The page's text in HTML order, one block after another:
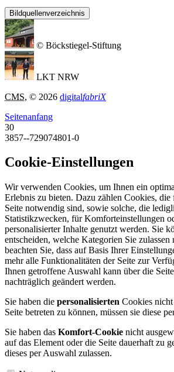
Bildquellenverzeichnis
© Böckstiegel-Stiftung
LKT NRW
CMS, © 2026 digitalfabriX
Seitenanfang
30
3857--729074801-0
Cookie-Einstellungen
Wir verwenden Cookies, um Ihnen ein
Erlebnis zu bieten. Dazu zählen Cookies,
Seite notwendig sind, sowie solche, die
Statistikzwecken, für Komforteinstellungen
personalisierter Inhalte genutzt werden. Sie
entscheiden, welche Kategorien Sie zulassen
beachten Sie, dass auf Basis Ihrer
mehr alle Funktionalitäten der Seite zur
Ihnen getroffene Auswahl kann über die
nachträglich geändert werden.
Sie haben die personalisierten Cookies
Seite betreten zu können, müssen sie diese
Sie haben das Komfort-Cookie nicht
auf das Element oder die Seite dauerhaft zu
dieses per Auswahl zulassen.